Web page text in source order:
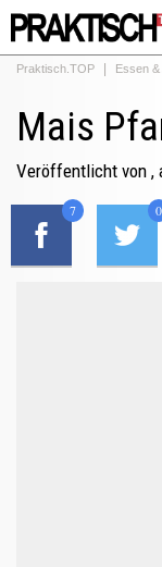
Praktisch.TOP Essen
Mais
Veröffentlicht von ,
7 0